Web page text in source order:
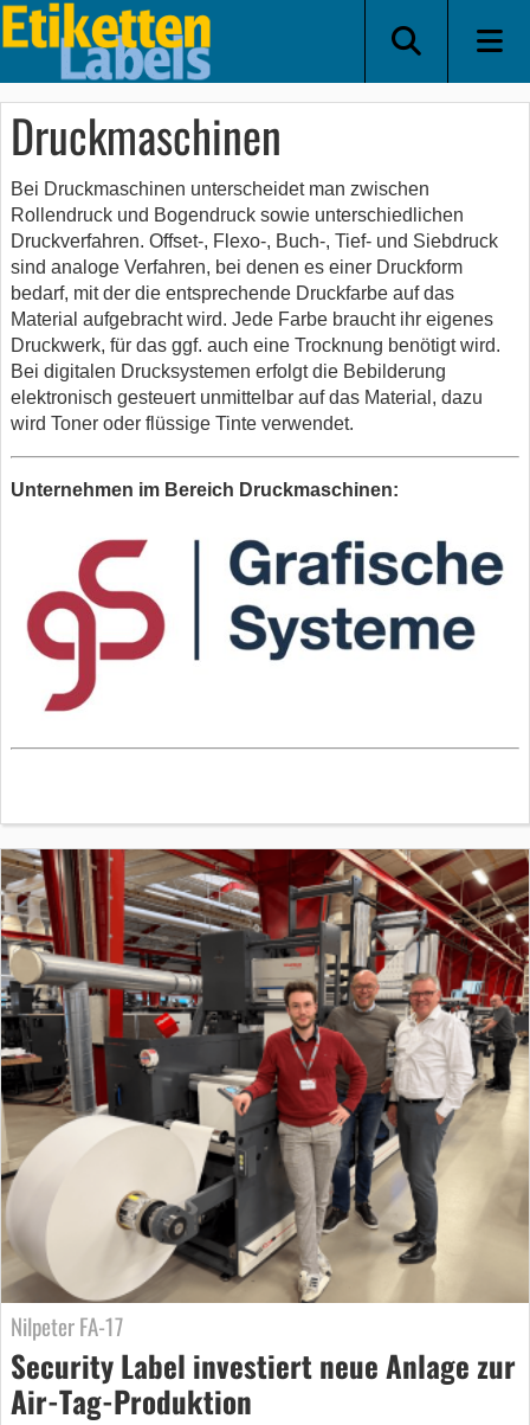
Druckmaschinen
Bei Druckmaschinen unterscheidet man zwischen
Rollendruck und Bogendruck sowie unterschiedlichen
Druckverfahren. Offset-, Flexo-, Buch-, Tief- und Siebdruck
sind analoge Verfahren, bei denen es einer Druckform
bedarf, mit der die entsprechende Druckfarbe auf das
Material aufgebracht wird. Jede Farbe braucht ihr eigenes
Druckwerk, für das ggf. auch eine Trocknung benötigt wird.
Bei digitalen Drucksystemen erfolgt die Bebilderung
elektronisch gesteuert unmittelbar auf das Material, dazu
wird Toner oder flüssige Tinte verwendet.
Unternehmen im Bereich Druckmaschinen:
Nilpeter FA-17
Security Label investiert neue Anlage zur
Air-Tag-Produktion